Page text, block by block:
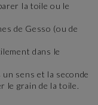
la toile ou le
de Gesso (ou de
dans le
un sens et la seconde
le grain de la toile.